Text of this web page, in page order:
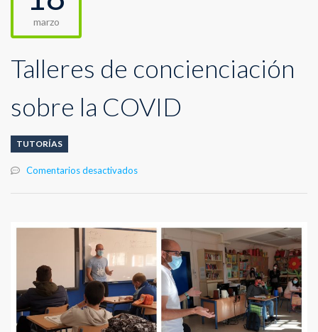
marzo
Talleres de concienciación
sobre la COVID
TUTORÍAS
Comentarios desactivadosen
Talleres
concienciación
sobre
la
COVID